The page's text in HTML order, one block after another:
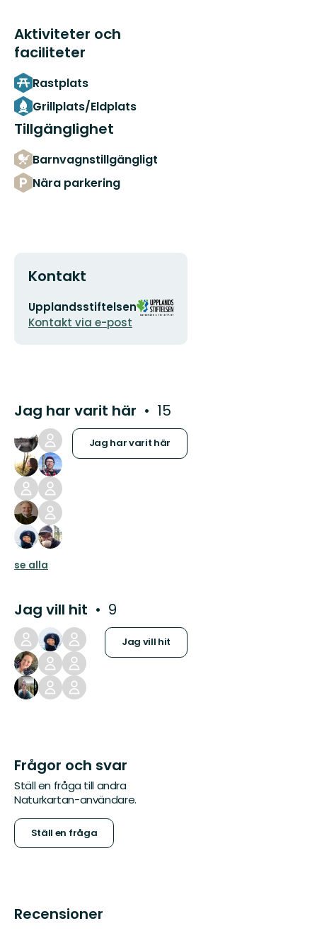
Aktiviteter och
faciliteter
Rastplats
Grillplats/Eldplats
Tillgänglighet
Barnvagnstillgängligt
Nära parkering
Kontakt
E-
postadress
Upplandsstiftelsen
Kontakt via e-post
Organisationens
logotyp
Jag har varit här 15
Jag har varit här
se alla
Jag vill hit 9
Jag vill hit
Frågor och svar
Ställ en fråga till andra
Naturkartan-användare.
Ställ en fråga
Recensioner